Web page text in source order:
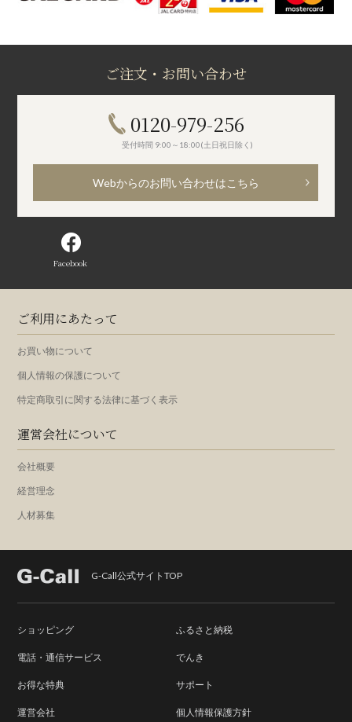
ご注文・お問い合わせ
0120-979-256
受付時間 9:00～18:00(土日祝日除く)
Webからのお問い合わせはこちら
Facebook
ご利用にあたって
お買い物について
個人情報の保護について
特定商取引に関する法律に基づく表示
運営会社について
会社概要
経営理念
人材募集
G-Call公式サイトTOP
ショッピング ふるさと納税
電話・通信サービス でんき
お得な特典 サポート
運営会社 個人情報保護方針